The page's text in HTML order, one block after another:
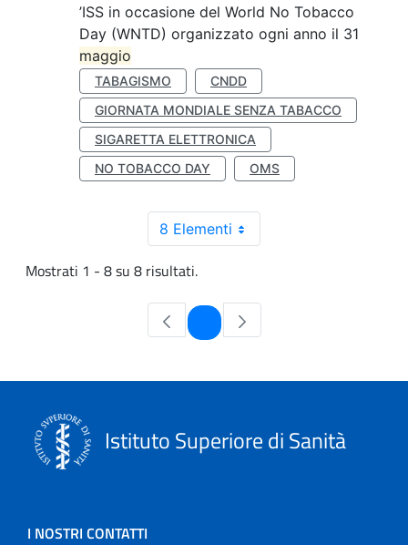
’ISS in occasione del World No Tobacco
Day (WNTD) organizzato ogni anno il 31
maggio
TABAGISMO
CNDD
GIORNATA MONDIALE SENZA TABACCO
SIGARETTA ELETTRONICA
NO TOBACCO DAY
OMS
8 Elementi
Mostrati 1 - 8 su 8 risultati.
Pagina
Istituto Superiore di Sanità
I NOSTRI CONTATTI